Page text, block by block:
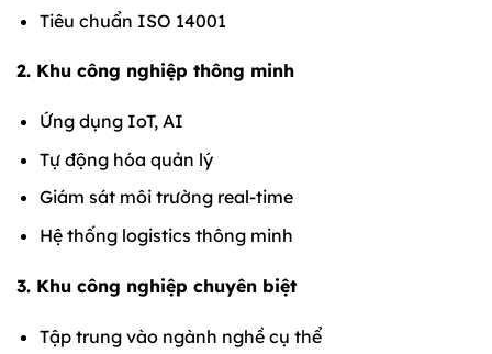
Tiêu chuẩn ISO 14001
2. Khu công nghiệp thông minh
Ứng dụng IoT, AI
Tự động hóa quản lý
Giám sát môi trường real-time
Hệ thống logistics thông minh
3. Khu công nghiệp chuyên biệt
Tập trung vào ngành nghề cụ thể